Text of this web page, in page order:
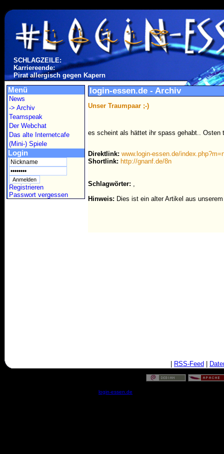
SCHLAGZEILE:
Karriereende:
Pirat allergisch gegen Kapern
Menü
News
-> Archiv
Teamspeak
Der Webchat
Das alte Internetcafe
(Mini-) Spiele
Login
Registrieren
Passwort vergessen
login-essen.de - Archiv
Unser Traumpaar ;-)
es scheint als hättet ihr spass gehabt.. Osten
Direktlink: www.login-essen.de/
Shortlink: http://gnanf.de/8n
Schlagwörter: ,
Hinweis: Dies ist ein alter Artikel aus unserem
RSS-Feed
login-essen.de